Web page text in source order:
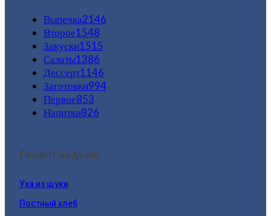
Выпечка2146
Второе1548
Закуски1515
Салаты1386
Дессерт1146
Заготовки994
Первое853
Напитки826
Рецепт недели:
Уха из щуки
Постный хлеб